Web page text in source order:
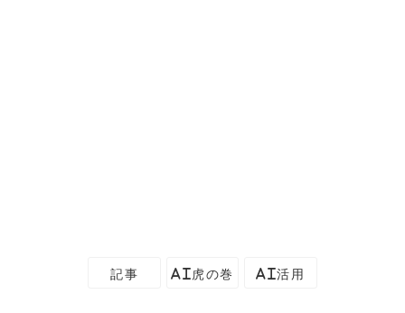
記事 AI虎の巻 AI活用